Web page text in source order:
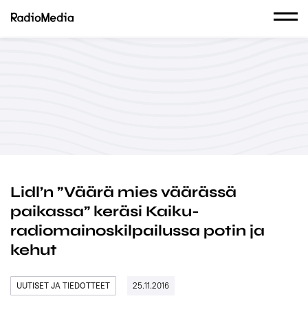
Lidl’n ”Väärä mies väärässä
paikassa” keräsi Kaiku-
radiomainoskilpailussa potin ja
kehut
UUTISET JA TIEDOTTEET 25.11.2016